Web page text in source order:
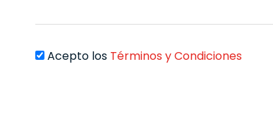
Acepto los Términos y Condiciones